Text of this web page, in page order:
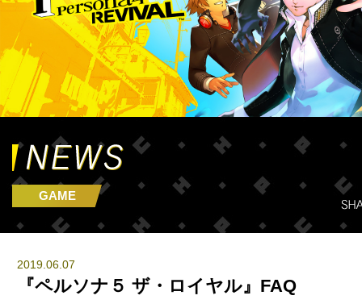
GAME
2019.06.07
『ペルソナ５ ザ・ロイヤル』FAQ